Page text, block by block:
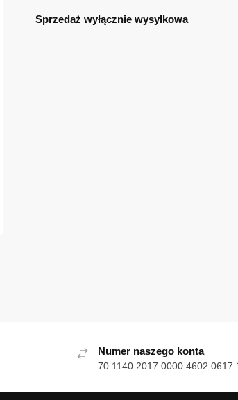
Sprzedaż wyłącznie wysyłkowa
Numer naszego konta
70 1140 2017 0000 4602 0617